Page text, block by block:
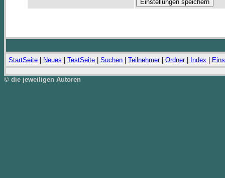
StartSeite Neues TestSeite Suchen Teilnehmer| Ordner| Index
© die jeweiligen Autoren